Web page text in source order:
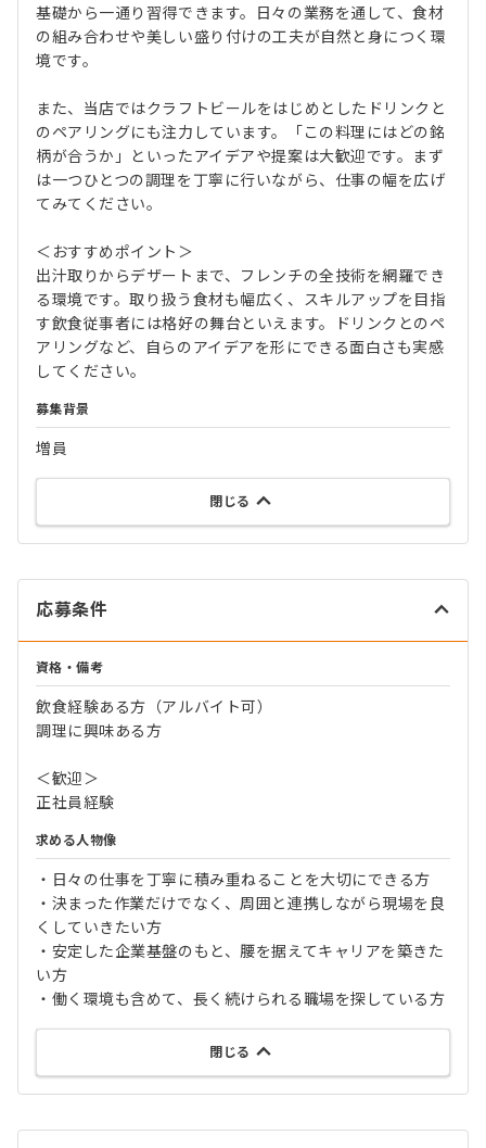
基礎から一通り習得できます。日々の業務を通して、食材
の組み合わせや美しい盛り付けの工夫が自然と身につく環
境です。
また、当店ではクラフトビールをはじめとしたドリンクと
のペアリングにも注力しています。「この料理にはどの銘
柄が合うか」といったアイデアや提案は大歓迎です。まず
は一つひとつの調理を丁寧に行いながら、仕事の幅を広げ
てみてください。
＜おすすめポイント＞
出汁取りからデザートまで、フレンチの全技術を網羅でき
る環境です。取り扱う食材も幅広く、スキルアップを目指
す飲食従事者には格好の舞台といえます。ドリンクとのペ
アリングなど、自らのアイデアを形にできる面白さも実感
してください。
募集背景
増員
閉じる
応募条件
資格・備考
飲食経験ある方（アルバイト可）
調理に興味ある方
＜歓迎＞
正社員経験
求める人物像
・日々の仕事を丁寧に積み重ねることを大切にできる方
・決まった作業だけでなく、周囲と連携しながら現場を良
くしていきたい方
・安定した企業基盤のもと、腰を据えてキャリアを築きた
い方
・働く環境も含めて、長く続けられる職場を探している方
閉じる